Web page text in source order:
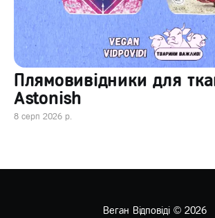
Плямовивідники для
Astonish
8 серп 2026 р.
Веган Відповіді© 2026